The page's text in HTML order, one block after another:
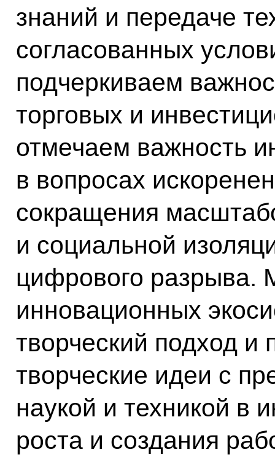
знаний и передаче
согласованных
подчеркиваем
торговых и
отмечаем важность
в вопросах
сокращения
и социальной
цифрового разрыва.
инновационных
творческий подход и
творческие идеи с
наукой и техникой в
роста и создания